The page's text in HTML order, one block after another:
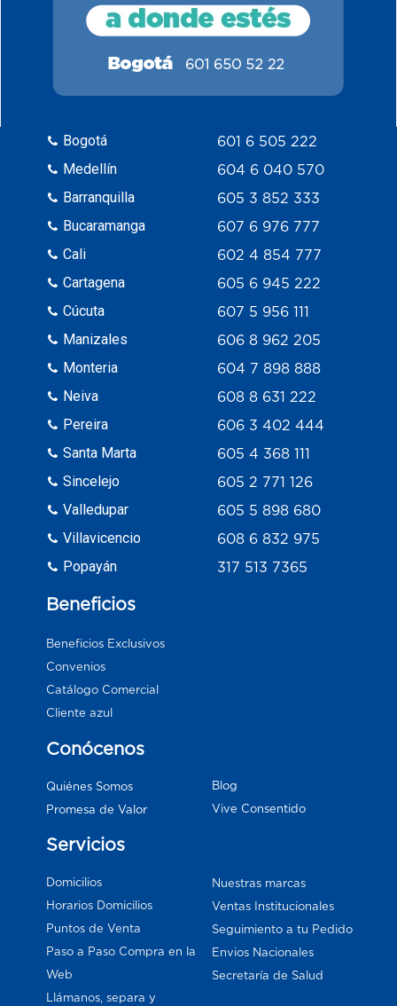
Bogotá
Medellín
Barranquilla
Bucaramanga
Cali
Cartagena
Cúcuta
Manizales
Monteria
Neiva
Pereira
Santa Marta
Sincelejo
Valledupar
Villavicencio
Popayán
601 6 505 222
604 6 040 570
605 3 852 333
607 6 976 777
602 4 854 777
605 6 945 222
607 5 956 111
606 8 962 205
604 7 898 888
608 8 631 222
606 3 402 444
605 4 368 111
605 2 771 126
605 5 898 680
608 6 832 975
317 513 7365
Beneficios
Beneficios Exclusivos
Convenios
Catálogo Comercial
Cliente azul
Conócenos
Quiénes Somos
Promesa de Valor
Blog
Vive Consentido
Servicios
Domicilios
Horarios Domicilios
Puntos de Venta
Paso a Paso Compra en la
Web
Llámanos, separa y
Nuestras marcas
Ventas Institucionales
Seguimiento a tu Pedido
Envios Nacionales
Secretaría de Salud